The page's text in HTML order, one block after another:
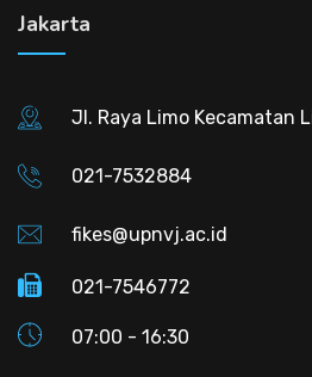
Jakarta
Jl. Raya Limo Kecamatan
021-7532884
fikes@upnvj.ac.id
021-7546772
07:00 - 16:30